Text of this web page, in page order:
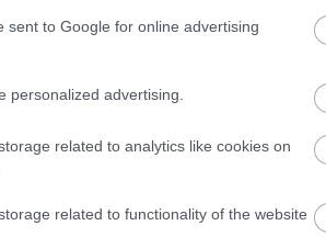
sent to Google for online advertising
personalized advertising.
related to analytics like cookies on
related to functionality of the website
nyújt a
Backlink
és
oldal